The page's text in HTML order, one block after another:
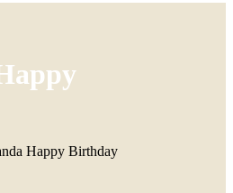
Happy Birthday